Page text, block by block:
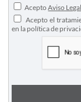
AceptoAviso Legal
Acepto el
en la política de